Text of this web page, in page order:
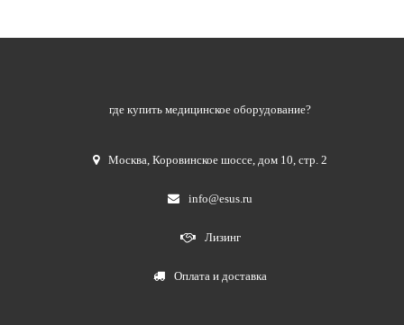
где купить медицинское оборудование?
Москва ,Коровинское шоссе, дом 10, стр. 2
info@esus.ru
Лизинг
Оплата и доставка